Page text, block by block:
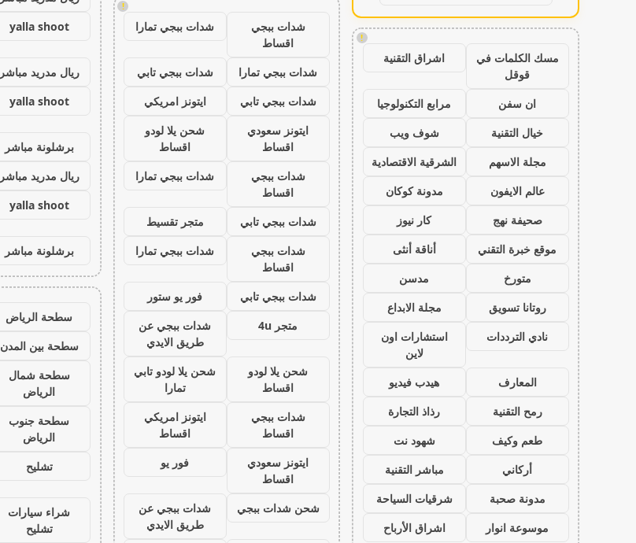
!
مسك الكلمات في
قوقل
اشراق التقنية
ان سفن
مرابع التكنولوجيا
خيال التقنية
شوف ويب
مجلة الاسهم
الشرقية الاقتصادية
عالم الايفون
مدونة كوكان
صحيفة نهج
كار نيوز
موقع خبرة التقني
أناقة أنثى
متورخ
مدسن
روتانا تسويق
مجلة الابداع
نادي الترددات
استشارات اون
لاين
المعارف
هيدب فيديو
رمح التقنية
رذاذ التجارة
طعم وكيف
شهود نت
أركاني
مباشر التقنية
مدونة صحبة
شرقيات السياحة
موسوعة انوار
اشراق الأرباح
!
شدات ببجي
اقساط
شدات ببجي تمارا
شدات ببجي تمارا
شدات ببجي تابي
شدات ببجي تابي
ايتونز امريكي
ايتونز سعودي
اقساط
شحن يلا لودو
اقساط
شدات ببجي
اقساط
شدات ببجي تمارا
شدات ببجي تابي
متجر تقسيط
شدات ببجي
اقساط
شدات ببجي تمارا
شدات ببجي تابي
فور يو ستور
متجر 4u
شدات ببجي عن
طريق الايدي
شحن يلا لودو
اقساط
شحن يلا لودو تابي
تمارا
شدات ببجي
اقساط
ايتونز امريكي
اقساط
ايتونز سعودي
اقساط
فور يو
شحن شدات ببجي
شدات ببجي عن
طريق الايدي
yalla shoot
ريال مدريد مباشر
yalla shoot
برشلونة مباشر
ريال مدريد مباشر
yalla shoot
برشلونة مباشر
سطحة الرياض
سطحة بين المدن
سطحة شمال
الرياض
سطحة جنوب
الرياض
تشليح
شراء سيارات
تشليح